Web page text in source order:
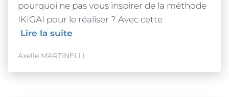
pourquoi ne pas vous inspirer de la méthode
IKIGAI pour le réaliser ? Avec cette
Lire la suite
Axelle MARTINELLI